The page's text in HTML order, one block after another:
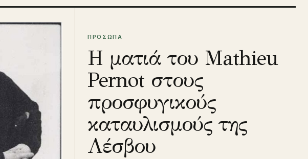
ΠΡΟΣΩΠΑ
Η ματιά του Mathieu
Pernot στους
προσφυγικούς
καταυλισμούς της
Λέσβου